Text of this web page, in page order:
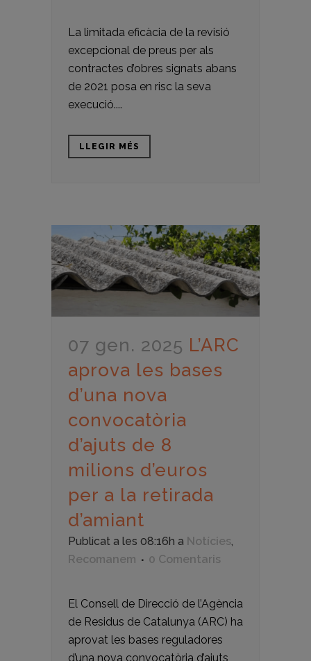
La limitada eficàcia de la revisió
excepcional de preus per als
contractes d’obres signats abans
de 2021 posa en risc la seva
execució....
LLEGIR MÉS
07 gen. 2025 L’ARC
aprova les bases
d’una nova
convocatòria
d’ajuts de 8
milions d’euros
per a la retirada
d’amiant
Publicat a les 08:16h a Notícies,
Recomanem
0 Comentaris
El Consell de Direcció de l’Agència
de Residus de Catalunya (ARC) ha
aprovat les bases reguladores
d’una nova convocatòria d’ajuts